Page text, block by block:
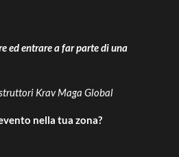
ed entrare a far parte di una
Krav Maga Global
nella tua zona?